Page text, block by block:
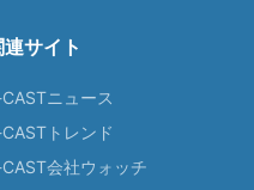
連サイト
ニュース
トレンド
会社ウォッチ